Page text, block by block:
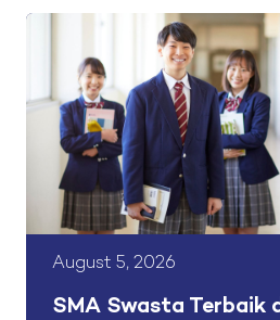
August 5, 2026
SMA Swasta Terbaik